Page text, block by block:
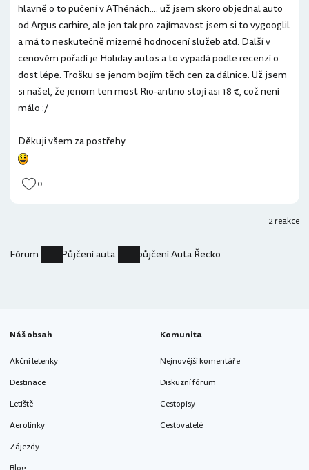
hlavně o to pučení v AThénách.... už jsem skoro objednal auto
od Argus carhire, ale jen tak pro zajímavost jsem si to vygooglil
a má to neskutečně mizerné hodnocení služeb atd. Další v
cenovém pořadí je Holiday autos a to vypadá podle recenzí o
dost lépe. Trošku se jenom bojím těch cen za dálnice. Už jsem
si našel, že jenom ten most Rio-antirio stojí asi 18 €, což není
málo :/
Děkuji všem za postřehy
0
2 reakce
Fórum Půjčení auta půjčení Auta Řecko
Náš obsah
Akční letenky
Destinace
Letiště
Aerolinky
Zájezdy
Komunita
Nejnovější komentáře
Diskuzní fórum
Cestopisy
Cestovatelé